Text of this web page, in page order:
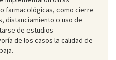
farmacológicas, como cierre
distanciamiento o uso de
de estudios
de los casos la calidad de